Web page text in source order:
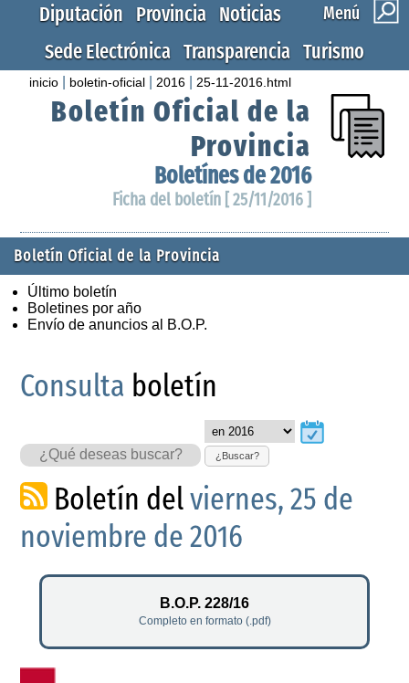
Menú
Diputación Provincia Noticias
Sede Electrónica Transparencia Turismo
inicio boletin-oficial 2016 25-11-2016.html
Boletín Oficial de la
Provincia
Boletínes de 2016
Ficha del boletín [ 25/11/2016 ]
Boletín Oficial de la Provincia
Último boletín
Boletines por año
Envío de anuncios al B.O.P.
Consulta boletín
¿Buscar?
Boletín delviernes, 25 de
noviembre de 2016
B.O.P. 228/16
Completo en formato (.pdf)